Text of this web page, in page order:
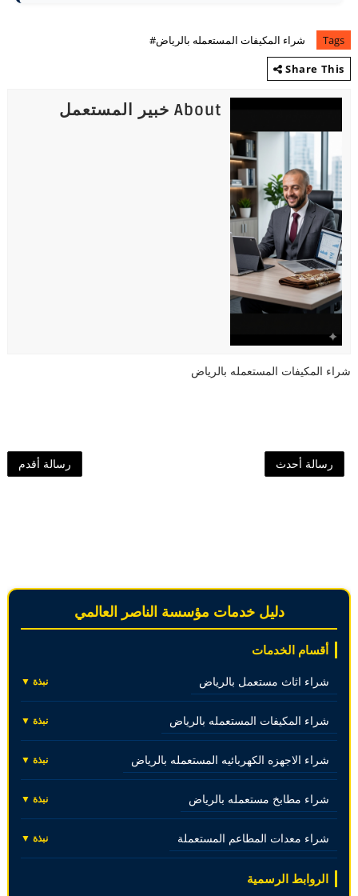
Tags
شراء المكيفات المستعمله بالرياض#
Share This
About خبير المستعمل
شراء المكيفات المستعمله بالرياض
رسالة أحدث رسالة أقدم
دليل خدمات مؤسسة الناصر العالمي
أقسام الخدمات
شراء اثاث مستعمل بالرياض نبذة ▼
شراء المكيفات المستعمله بالرياض نبذة ▼
شراء الاجهزه الكهربائيه المستعمله بالرياض نبذة ▼
شراء مطابخ مستعمله بالرياض نبذة ▼
شراء معدات المطاعم المستعملة نبذة ▼
الروابط الرسمية